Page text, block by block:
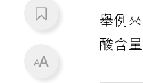
舉例
酸含